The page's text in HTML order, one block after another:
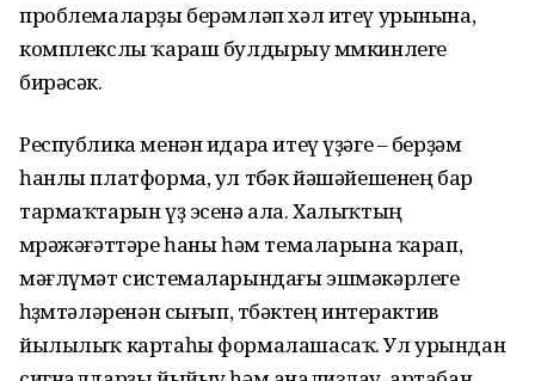
проблемаларҙы берәмләп хәл итеү урынына,
комплекслы ҡараш булдырыу мөмкинлеге
бирәсәк.
Республика менән идара итеү үҙәге – берҙәм
һанлы платформа, ул төбәк йәшәйешенең бар
тармаҡтарын үҙ эсенә ала. Халыҡтың
мөрәжәғәттәре һаны һәм темаларына ҡарап,
мәғлүмәт системаларындағы эшмәкәрлеге
һөҙөмтәләренән сығып, төбәктең интерактив
йылылыҡ картаһы формалашасаҡ. Ул урындан